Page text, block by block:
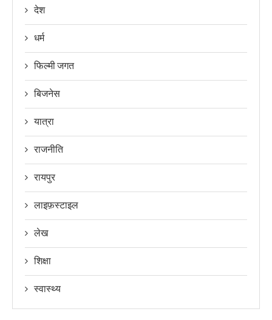
देश
धर्म
फिल्मी जगत
बिजनेस
यात्रा
राजनीति
रायपुर
लाइफ़स्टाइल
लेख
शिक्षा
स्वास्थ्य